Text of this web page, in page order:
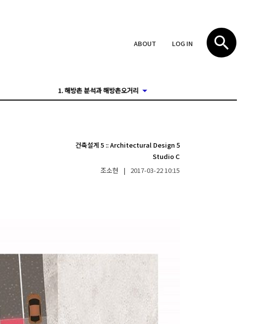
ABOUT LOG IN
1. 해방촌 분석과 해방촌오거리
건축설계 5::Architectural Design 5
Studio C
조소현
| 2017-03-2210:15